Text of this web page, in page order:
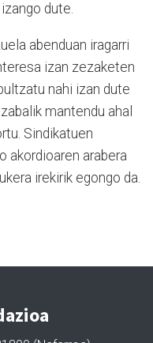
dute.
abenduan iragarri
izan zezaketen
nahi izan dute
mantendu ahal
Sindikatuen
akordioaren arabera
irekirik egongo da.